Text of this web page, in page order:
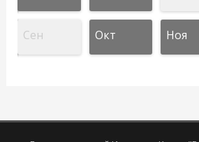
Сен Окт Ноя